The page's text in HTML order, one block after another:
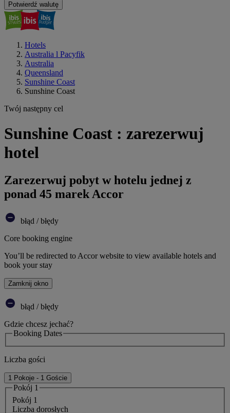
Potwierdź walutę
Hotels
Australia l Pacyfik
Australia
Queensland
Sunshine Coast
Sunshine Coast
Twój następny cel
Sunshine Coast : zarezerwuj
hotel
Zarezerwuj pobyt w hotelu jednej z
ponad 45 marek Accor
błąd / błędy
Core booking engine
You’ll be redirected to Accor website to view available hotels and
book your stay
Zamknij okno
błąd / błędy
Gdzie chcesz jechać?
Booking Dates
Liczba gości
1 Pokoje - 1 Goście
Pokój 1
Pokój 1
Liczba dorosłych